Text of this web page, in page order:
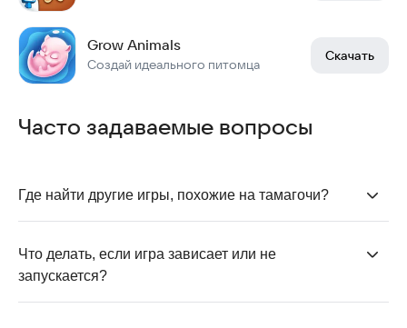
Grow Animals
Создай идеального питомца
Скачать
Часто задаваемые вопросы
Где найти другие игры, похожие на тамагочи?
развивать хозяйство, обычно находятся в
категории
«Симуляторы»
Что делать, если игра зависает или не
запускается?